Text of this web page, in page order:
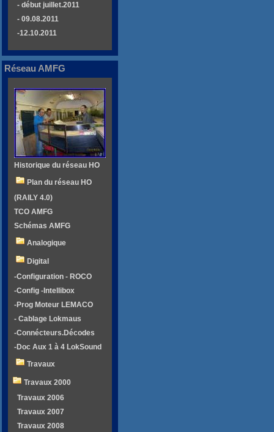
- début juillet.2011
- 09.08.2011
-12.10.2011
Réseau AMFG
Historique du réseau HO
Plan du réseau HO
(RAILY 4.0)
TCO AMFG
Schémas AMFG
Analogique
Digital
-Configuration - ROCO
-Config -Intellibox
-Prog Moteur LEMACO
- Cablage Lokmaus
-Connécteurs.Décodes
-Doc Aux 1 à 4 LokSound
Travaux
Travaux 2000
Travaux 2006
Travaux 2007
Travaux 2008